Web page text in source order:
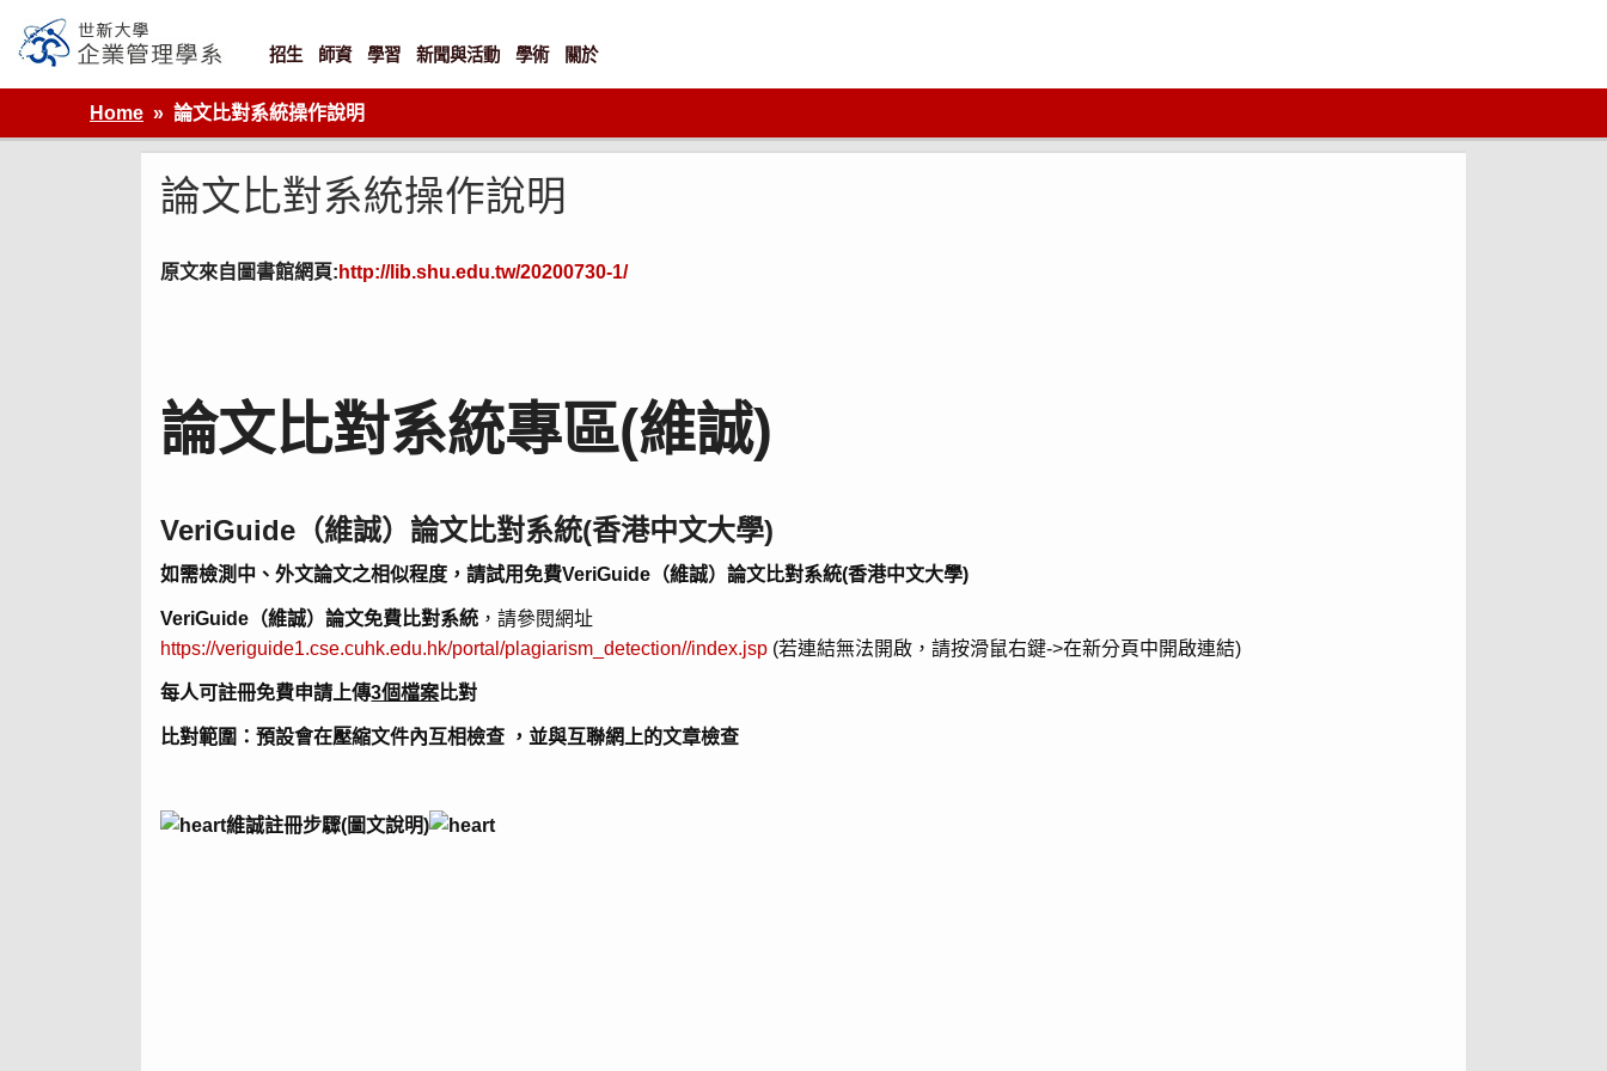
content
世新大學企業管理學系
招生 師資 學習 新聞與活動 學術 關於
Home 論文比對系統操作說明
論文比對系統操作說明
原文來自圖書館網頁: http://lib.shu.edu.tw/20200730-1/
論文比對系統專區(維誠)
VeriGuide（維誠）論文比對系統(香港中文大學)
如需檢測中、外文論文之相似程度，請試用免費VeriGuide（維誠）論文比對系統(香港中文大學)
VeriGuide（維誠）論文免費比對系統 ，請參閱網址
https://veriguide1.cse.cuhk.edu.hk/portal/plagiarism_detection//index.jsp (若連結無法開啟，請按滑鼠右鍵->在新分頁中開啟連結)
每人可註冊免費申請上傳3個檔案 比對
比對範圍：預設會在壓縮文件內互相檢查 ，並與互聯網上的文章檢查
維誠註冊步驟(圖文說明)